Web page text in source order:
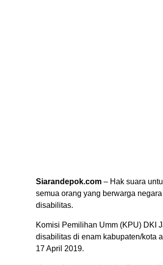
Siarandepok.com – Hak suara
semua orang yang berwarga
disabilitas.
Komisi Pemilihan Umm (KPU) DKI
disabilitas di enam kabupaten/kota
17 April 2019.